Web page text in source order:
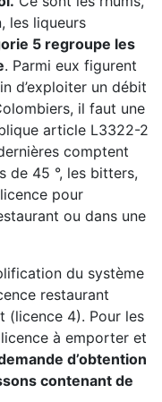
les liqueurs
5 regroupe les
. Parmi eux figurent
d’exploiter un débit
il faut une
article L3322-2
comptent
de 45 °, les bitters,
pour
ou dans une
du système
restaurant
(licence 4). Pour les
à emporter et
d’obtention
contenant de